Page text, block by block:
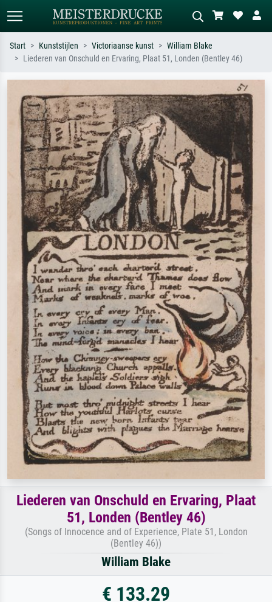
Monet, Sterrennacht, impressionisme,
Hokusai-golf, naakt.
Beschrijf de scène – bijv. groene
weide, abstract met veel rood, donker
olieverfschilderij, staand naakt naast
een boom.
Start Kunststijlen Victoriaanse kunst
William Blake
Liederen van Onschuld en Ervaring, Plaat 51, Londen (Bentley 46)
Liederen van Onschuld en Ervaring, Plaat
51, Londen (Bentley 46)
(Songs of Innocence and of Experience, Plate 51, London
(Bentley 46))
William Blake
€ 133.29